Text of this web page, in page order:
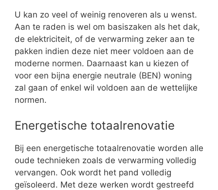
U kan zo veel of weinig renoveren als u wenst.
Aan te raden is wel om basiszaken als het dak,
de elektriciteit, of de verwarming zeker aan te
pakken indien deze niet meer voldoen aan de
moderne normen. Daarnaast kan u kiezen of
voor een bijna energie neutrale (BEN) woning
zal gaan of enkel wil voldoen aan de wettelijke
normen.
Energetische totaalrenovatie
Bij een energetische totaalrenovatie worden alle
oude technieken zoals de verwarming volledig
vervangen. Ook wordt het pand volledig
geïsoleerd. Met deze werken wordt gestreefd